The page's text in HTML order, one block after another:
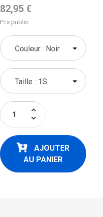
Prix de base
82,95 €
Prix public
keyboard_arrow_up
keyboard_arrow_down
AJOUTER
AU PANIER